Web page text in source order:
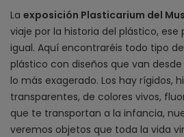
La exposición Plasticarium del
viaje por la historia del plástico,
igual. Aquí encontraréis todo tipo
plástico con diseños que van
lo más exagerado. Los hay rígidos,
transparentes, de colores vivos,
que te transportan a la infancia,
veremos objetos que toda la vida